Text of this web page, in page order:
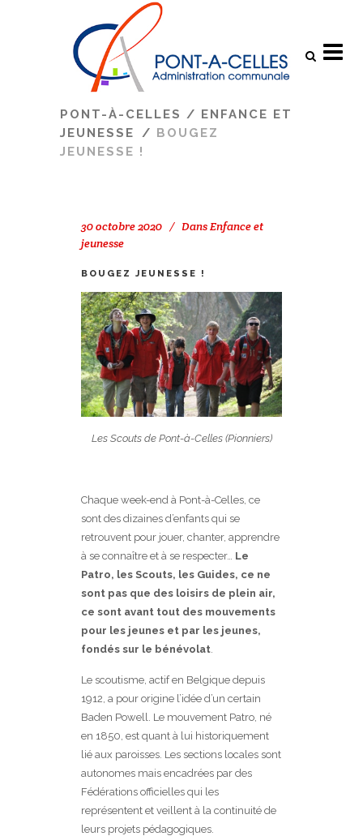
PONT-À-CELLES / ENFANCE ET
JEUNESSE
/ BOUGEZ
JEUNESSE !
30 octobre 2020 DansEnfance et
jeunesse
BOUGEZ JEUNESSE !
Les Scouts de Pont-à-Celles (Pionniers)
Chaque week-end à Pont-à-Celles, ce
sont des dizaines d’enfants qui se
retrouvent pour jouer, chanter, apprendre
à se connaître et à se respecter… Le
Patro, les Scouts, les Guides, ce ne
sont pas que des loisirs de plein air,
ce sont avant tout des mouvements
pour les jeunes et par les jeunes,
fondés sur le bénévolat
Le scoutisme, actif en Belgique depuis
1912, a pour origine l’idée d’un certain
Baden Powell. Le mouvement Patro, né
en 1850, est quant à lui historiquement
lié aux paroisses. Les sections locales sont
autonomes mais encadrées par des
Fédérations officielles qui les
représentent et veillent à la continuité de
leurs projets pédagogiques.